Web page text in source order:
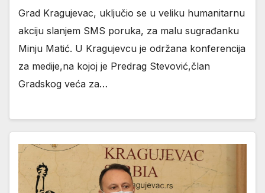
Grad Kragujevac, uključio se u veliku humanitarnu
akciju slanjem SMS poruka, za malu sugrađanku
Minju Matić. U Kragujevcu je održana konferencija
za medije,na kojoj je Predrag Stevović,član
Gradskog veća za…